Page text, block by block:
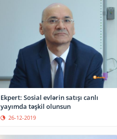
Ekpert: Sosial evlərin satışı canlı
yayımda təşkil olunsun
26-12-2019